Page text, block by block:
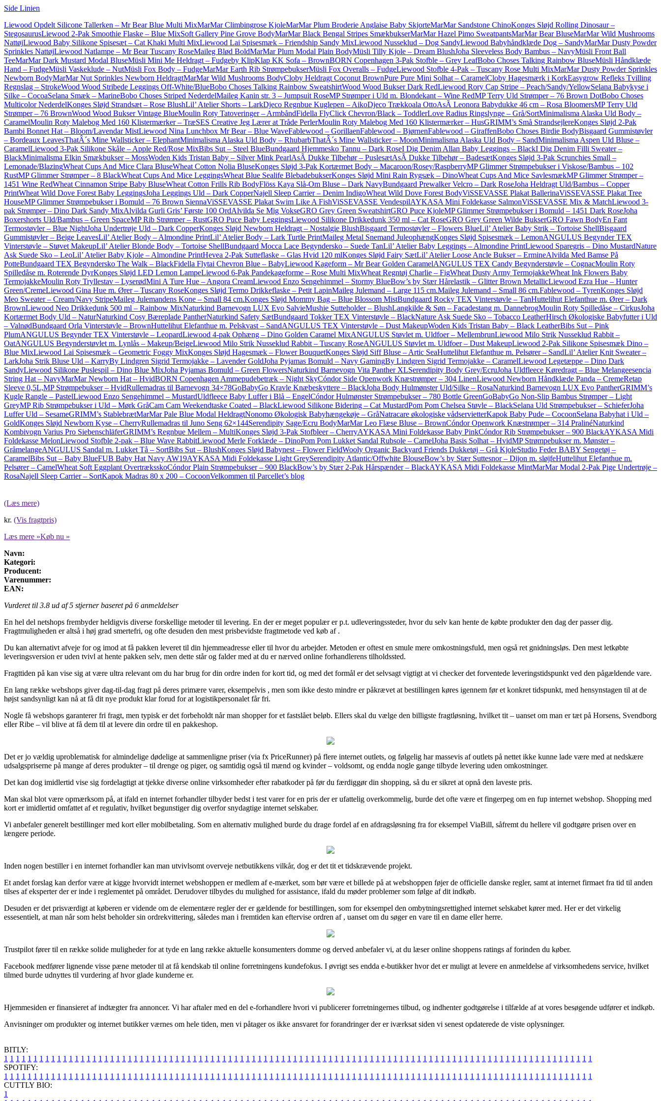
Side Linien
Liewood Opdelt Silicone Tallerken – Mr Bear Blue Multi MixMarMar Climbingrose KjoleMarMar Plum Broderie Anglaise Baby SkjorteMarMar Sandstone ChinoKonges Sløjd Rolling Dinosaur –
StegosaurusLiewood 2-Pak Smoothie Flaske – Blue MixSoft Gallery Pine Grove BodyMarMar Black Bengal Stripes SmækbukserMarMar Hazel Pimo SweatpantsMarMar Bear BluseMarMar Wild Mushrooms
NattøjLiewood Baby Silikone Spisesæt – Cat Khaki Multi MixLiewood Lai Spisesmæk – Friendship Sandy MixLiewood Nusseklud – Dog SandyLiewood Babyhåndklæde Dog – SandyMarMar Dusty Powder
Sprinkles NattøjLiewood Natlampe – Mr Bear Tuscany RoseMaileg Blød BoldMarMar Plum Modal Plain BodyMüsli Tilly Kjole – Dream BlushJoha Sleeveless Body Bambus – NavyMüsli Front Ball
TeeMarMar Dark Mustard Modal BluseMüsli Mini Me Heldragt – Fudgeby KlipKlap KK Sofa – BrownBORN Copenhagen 3-Pak Stofble – Grey LeafBobo Choses Talking Rainbow BluseMüsli Håndklæde
Hand – FudgeMüsli Vaskeklude – NutMüsli Fox Body – FudgeMarMar Earth Rib StrømpebukserMüsli Fox Overalls – FudgeLiewood Stofble 4-Pak – Tuscany Rose Multi MixMarMar Dusty Powder Sprinkles
Newborn BodyMarMar Nut Sprinkles Newborn HeldragtMarMar Wild Mushrooms BodyCloby Heldragt Coconut BrownPure Pure Mini Solhat – CaramelCloby Hagesmærk i KorkEasygrow Refleks Tvilling
Regnslag – StrokeWood Wood Stribede Leggings Off-White/BlueBobo Choses Talking Rainbow SweatshirtWood Wood Bukser Dark RedLiewood Rory Cap Stripe – Peach/Sandy/YellowSelana Babykyse i
Silke – CocoaSelana Smæk – MarineBobo Choses Striped NederdelMaileg Kanin str. 3 – Jumpsuit RoseMP Strømper i Uld m. Blondekant – Wine RedMP Terry Uld Strømper – 76 Brown DotBobo Choses
Multicolor NederdelKonges Sløjd Strandsæt – Rose BlushLil’ Atelier Shorts – LarkDjeco Regnbue Kuglepen – AikoDjeco Trækkoala OttoAsÃ­ Leonora Babydukke 46 cm – Rosa BloomersMP Terry Uld
Strømper – 76 BrownWood Wood Bukser Vintage BlueMoulin Roty Tatoveringer – ArmbåndFidella FlyClick Chevron/Black – ToddlerLove Radius Ringslynge – Grå/SortMinimalisma Alaska Uld Body –
CaramelMoulin Roty Malebog Med 160 Klistermærker – TræSES Creative Jeg Lærer at Tråde PerlerMoulin Roty Malebog Med 160 Klistermærker – HusGRIMM’s Små StrandsejlereKonges Sløjd 2-Pak
Bambi Bonnet Hat – Bloom/Lavendar MistLiewood Nina Lunchbox Mr Bear – Blue WaveFablewood – GorillaenFablewood – BjørnenFablewood – GiraffenBobo Choses Birdie BodyBisgaard Gummistøvler
– Bordeaux LeavesThatÂ´s Mine Wallsticker – ElephantMinimalisma Alaska Uld Body – RhubarbThatÂ´s Mine Wallsticker – MoonMinimalisma Alaska Uld Body – SandMinimalisma Aspen Uld Bluse –
CaramelLiewood 3-Pak Silikone Skåle – Apple Red/Rose MixBibs Sut – Steel BlueBundgaard Hjemmesko Tannu – Dark RoseI Dig Denim Allan Baby Leggings – BlackI Dig Denim Filli Sweater –
BlackMinimalisma Elkin Smækbukser – MossWoden Kids Tristan Baby – Silver Mink PearlAsÃ­ Dukke Tilbehør – PuslesætAsÃ­ Dukke Tilbehør – BadesætKonges Sløjd 3-Pak Scrunchies Small –
Lemonade/BlazingWheat Cups And Mice Clara BluseWheat Cotton Nolia BluseKonges Sløjd 3-Pak Kortærmet Body – Macaroon/Rosey/RaspberryMP Glimmer Strømpebukser i Viskose/Bambus – 102
RustMP Glimmer Strømper – 8 BlackWheat Cups And Mice LeggingsWheat Blue Sealife BlebadebukserKonges Sløjd Mini Rain Rygsæk – DinoWheat Cups And Mice SavlesmækMP Glimmer Strømper –
1451 Wine RedWheat Cinnamon Stripe Baby BluseWheat Cotton Frills Rib BodyFlöss Kaya Slå-Om Bluse – Dark NavyBundgaard Prewalker Velcro – Dark RoseJoha Heldragt Uld/Bambus – Copper
PrintWheat Wild Dove Forest Baby LeggingsJoha Leggings Uld – Dark CopperNajell Sleep Carrier – Denim IndigoWheat Wild Dove Forest BodyViSSEVASSE Plakat BallerinaViSSEVASSE Plakat Tree
HouseMP Glimmer Strømpebukser i Bomuld – 76 Brown SiennaViSSEVASSE Plakat Swim Like A FishViSSEVASSE VendespilAYKASA Mini Foldekasse SalmonViSSEVASSE Mix & MatchLiewood 3-
pak Strømper – Dino Dark Sandy MixAlvilda Gurli Gris’ Første 100 OrdAlvilda Se Mig VokseGRO Grey Green SweatshirtGRO Puce KjoleMP Glimmer Strømpebukser i Bomuld – 1451 Dark RoseJoha
Boxershorts Uld/Bambus – Green SpaceMP Rib Strømper – RustGRO Puce Baby LeggingsLiewood Silikone Drikkedunk 350 ml – Cat RoseGRO Grey Green Wilde BukserGRO Fawn BodyEn Fant
Termostøvler – Blue NightJoha Undertrøje Uld – Dark CopperKonges Sløjd Newborn Heldragt – Nostalgie BlushBisgaard Termostøvler – Flowers BlueLil’ Atelier Baby Strik – Tortoise ShellBisgaard
Gummistøvler – Beige LeavesLil’ Atelier Body – Almondine PrintLil’ Atelier Body – Lark Turtle PrintMaileg Metal Snemand JuleophængKonges Sløjd Spisesmæk – LemonANGULUS Begynder TEX
Vinterstøvle – Støvet MakeupLil’ Atelier Blonde Body – Tortoise ShellBundgaard Mocca Lace Begyndersko – Suede TanLil’ Atelier Baby Leggings – Almondine PrintLiewood Sparegris – Dino MustardNature
Ask Suede Sko – LeoLil’ Atelier Baby Kjole – Almondine PrintHevea 2-Pak Sutteflaske – Glas Hvid 120 mlKonges Sløjd Fairy SætLil’ Atelier Loose Ancle Bukser – ErmineAlvilda Med Bamse På
PotteBundgaard TEX Begyndersko The Walk – BlackFidella Flytai Chevron Blue – BabyLiewood Kageform – Mr Bear Golden CaramelANGULUS TEX Candy Begynderstøvle – CognacMoulin Roty
Spilledåse m. Roterende DyrKonges Sløjd LED Lemon LampeLiewood 6-Pak Pandekageforme – Rose Multi MixWheat Regntøj Charlie – FigWheat Dusty Army TermojakkeWheat Ink Flowers Baby
TermojakkeMoulin Roty Tryllestav – LyserødMini A Ture Hue – Angora CreamLiewood Enzo Sengehimmel – Stormy BlueBow’s by Stær Hårelastik – Glitter Brown MetallicLiewood Ezra Hue – Hunter
Green/CremeLiewood Gina Hue m. Ører – Tuscany RoseKonges Sløjd Termo Drikkeflaske – Petit LapinMaileg Julemand – Large 115 cm.Maileg Julemand – Small 86 cm.Fablewood – TyrenKonges Sløjd
Meo Sweater – Cream/Navy StripeMaileg Julemandens Kone – Small 84 cm.Konges Sløjd Mommy Bag – Blue Blossom MistBundgaard Rocky TEX Vinterstøvle – TanHuttelihut Elefanthue m. Ører – Dark
BrownLiewood Neo Drikkedunk 500 ml – Rainbow MixNaturkind Barnevogn LUX Evo SalvieMushie Sutteholder – BlushLangkilde & Søn – Facadestang m. DannebrogMoulin Roty Spilledåse – CirkusJoha
Kortærmet Body Uld – NaturNaturkind Cosy Bæreplade PantherNaturkind Safety SætBundgaard Tokker TEX Vinterstøvle – BlackNature Ask Suede Sko – Tobacco LeatherHirsch Økologiske Babyfutter i Uld
– ValnødBundgaard Orla Vinterstøvle – BrownHuttelihut Elefanthue m. Pelskvast – SandANGULUS TEX Vinterstøvle – Dust MakeupWoden Kids Tristan Baby – Black LeatherBibs Sut – Pink
PlumANGULUS Begynder TEX Vinterstøvle – LeopardLiewood 4-pak Ophæng – Dino Golden Caramel MixANGULUS Støvlet m. Uldfoer – MellembrunLiewood Milo Strik Nusseklud Rabbit –
OatANGULUS Begynderstøvlet m. Lynlås – Makeup/BeigeLiewood Milo Strik Nusseklud Rabbit – Tuscany RoseANGULUS Støvlet m. Uldfoer – Dust MakeupLiewood 2-Pak Silikone Spisesmæk Dino –
Blue MixLiewood Lai Spisesmæk – Geometric Foggy MixKonges Sløjd Hagesmæk – Flower BouquetKonges Sløjd Siff Bluse – Artic SeaHuttelihut Elefanthue m. Pelsører – SandLil’ Atelier Knit Sweater –
LarkJoha Strik Bluse Uld – KarryBy Lindgren Sigrid Termojakke – Lavender GoldJoha Pyjamas Bomuld – Navy GamingBy Lindgren Sigrid Termojakke – CaramelLiewood Legetæppe – Dino Dark
SandyLiewood Silikone Puslespil – Dino Blue MixJoha Pyjamas Bomuld – Green FlowersNaturkind Barnevogn Vita Panther XLSerendipity Body Grey/EcruJoha Uldfleece Køredragt – Blue Melangeesencia
String Hat – NavyMarMar Newborn Hat – HvidBORN Copenhagen Ammepudebetræk – Night SkyCóndor Side Openwork Knæstrømper – 304 LinenLiewood Newborn Håndklæde Panda – CremeRetap
Sleeve 0,5L,MP Strømpebukser – HvidRullemadras til Barnevogn 34×78GoBabyGo Kravle Knæbeskyttere – BlackJoha Body Hulmønster Uld/Silke – RosaNaturkind Barnevogn LUX Evo PantherGRIMM’s
Kugle Rangle – PastelLiewood Enzo Sengehimmel – MustardUldfleece Baby Luffer i Blå – EngelCóndor Hulmønster Strømpebukser – 780 Bottle GreenGoBabyGo Non-Slip Bambus Strømper – Light
GreyMP Rib Strømpebukser i Uld – Mørk GråCam Cam Weekendtaske Coated – BlackLiewood Silikone Bidering – Cat MustardPom Pom Chelsea Støvle – BlackSelana Uld Strømpebukser – SchieferJoha
Luffer Uld – SesameGRIMM’s StablebrætMarMar Pale Blue Modal HeldragtNonomo Økologisk Babyhængekøje – GråNatracare økologiske vådservietterKapok Baby Pude – CocoonSelana Babyhat i Uld –
GoldKonges Sløjd Newborn Kyse – CherryRullemadras til Juno Seng 62×144Serendipity Sage/Ecru BodyMarMar Leo Flæse Bluse – BrownCóndor Openwork Knæstrømper – 314 PralinéNaturkind
Kombivogn Varius Pro SiebenschläferGRIMM’s Regnbue Mellem – MultiKonges Sløjd 3-Pak Stofbleer – CherryAYKASA Mini Foldekasse Baby PinkCóndor Rib Strømpebukser – 900 BlackAYKASA Midi
Foldekasse MelonLiewood Stofble 2-pak – Blue Wave RabbitLiewood Merle Forklæde – DinoPom Pom Lukket Sandal Rubsole – CamelJoha Basis Solhat – HvidMP Strømpebukser m. Mønster –
GråmelangeANGULUS Sandal m. Lukket Tå – SortBibs Sut – BlushKonges Sløjd Babynest – Flower FieldWooly Organic Backyard Friends Dukketøj – Grå KjoleStudio Feder BABY Sengetøj –
CaramelBibs Sut – Baby BlueFUB Baby Hat Navy AW19AYKASA Midi Foldekasse Light GreySerendipity Atlantic/Offwhite BlouseBow’s by Stær Suttesnor – Dijon m. sløjfeHuttelihut Elefanthue m.
Pelsører – CamelWheat Soft Eggplant OvertræksskoCóndor Plain Strømpebukser – 900 BlackBow’s by Stær 2-Pak Hårspænder – BlackAYKASA Midi Foldekasse MintMarMar Modal 2-Pak Pige Undertrøje –
RosaNajell Sleep Carrier – SortKapok Madras 80 x 200 – CocoonVelkommen til Parcellet’s blog
(Læs mere)
kr. (Vis fragtpris)
Læs mere »Køb nu »
Navn:
Kategori:
Producent:
Varenummer:
EAN:
Vurderet til 3.8 ud af 5 stjerner baseret på 6 anmeldelser
En hel del netshops frembyder heldigvis diverse forskellige metoder til levering. En der er meget populær er p.t. udleveringssteder, hvor du selv kan hente de købte produkter den dag der passer dig.
Fragtmuligheden er altså i høj grad smertefri, og ofte desuden den mest prisbevidste fragtmetode ved køb af .
Du kan alternativt afveje for og imod at få pakken leveret til din hjemmeadresse eller til hvor du arbejder. Metoden er oftest en smule mere omkostningsfuld, men også ret gnidningsløs. Den mest letkøbte
leveringsversion er uden tvivl at hente pakken selv, men dette står og falder med at du er nærved online forhandlerens tilholdssted.
Fragttiden på kan vise sig at være ultra relevant om du har brug for din ordre inden for kort tid, og med det formål er det selvsagt vigtigt at vi checker det forventede leveringstidspunkt ved den pågældende vare.
En lang række webshops giver dag-til-dag fragt på deres primære varer, eksempelvis , men som ikke desto mindre er påkrævet at bestillingen køres igennem før et konkret tidspunkt, med hensynstagen til at de
højst sandsynligt kan nå at få dit nye produkt klar forud for at logistikpersonalet får fri.
Nogle få webshops garanterer fri fragt, men typisk er det forbeholdt når man shopper for et fastslået beløb. Ellers skal du vælge den billigste fragtløsning, hvilket tit – uanset om man er tæt på Horsens, Svendborg
eller Ribe – vil blive at få dem til at levere din ordre til en pakkeshop.
Det er jo vældig uproblematisk for almindelige dødelige at sammenligne priser (via fx PriceRunner) på flere internet outlets, og følgelig har massevis af outlets på nettet ikke kunne lade være med at nedskære
udsalgspriserne på mange af deres produkter – til drenge og piger, og samtidig også til mænd og kvinder – voldsomt, og endda nogle gange tilbyde levering uden omkostninger.
Det kan dog imidlertid vise sig fordelagtigt at tjekke diverse online virksomheder efter rabatkoder på før du færdiggør din shopping, så du er sikret at opnå den laveste pris.
Man skal blot være opmærksom på, at ifald en internet forhandler tilbyder bedst i test varer for en pris der er ufattelig overkommelig, burde det ofte være et fingerpeg om en fup internet webshop. Shopping med
kort er imidlertid omfattet af et regulativ, hvilket begunstiger dig overfor snydagtige internet selskaber.
Vi anbefaler generelt bestillinger med kort eller mobilbetaling. Som en alternativ mulighed burde du drage fordel af en afdragsløsning fra for eksempel ViaBill, såfremt du hellere vil godtgøre prisen over en
længere periode.
Inden nogen bestiller i en internet forhandler kan man utvivlsomt overveje netbutikkens vilkår, dog er det tit et tidskrævende projekt.
Et andet forslag kan derfor være at kigge hvorvidt internet webshoppen er medlem af e-mærket, som bør være et billede på at webshoppen føjer de officielle danske regler, samt at internet firmaet fra tid til anden
tilses af eksperter der er inde i reglementet på området. Derudover tilbydes du mulighed for assistance, ifald du møder problemer som følge af dit indkøb.
Desuden er det prisværdigt at køberen er vidende om de elementære regler der er gældende for bestillingen, som for eksempel den ombytningsrettighed internet selskabet kører med. Her er det virkelig
essesentielt, at man når som helst beholder sin ordrekvittering, således man i fremtiden kan eftervise ordren af , uanset om du søger en vare til en dame eller herre.
Trustpilot fører til en række solide muligheder for at tyde en lang række aktuelle konsumenters domme og derved anbefaler vi, at du læser online shoppens ratings af forinden du køber.
Facebook medfører lignende visse pæne metoder til at få kendskab til online forretningens kundefokus. I øvrigt ses endda e-butikker hvor det er muligt at levere en anmeldelse af virksomhedens service, hvilket
tilmed burde udnyttes til vurdering af hvor glade kunderne er.
Hjemmesiden er finansieret af indtægter fra annoncer. Vi har aftaler med en del e-forhandlere hvori vi publicerer forretningernes tilbud, og indhenter godtgørelse i tilfælde af at vores besøgende udfører et indkøb.
Anvisninger om produkter og internet butikker værnes om hele tiden, men vi påtager os ikke ansvaret for forandringer der er iværksat siden vi senest opdaterede de viste oplysninger.
BITLY:
1 1 1 1 1 1 1 1 1 1 1 1 1 1 1 1 1 1 1 1 1 1 1 1 1 1 1 1 1 1 1 1 1 1 1 1 1 1 1 1 1 1 1 1 1 1 1 1 1 1 1 1 1 1 1 1 1 1 1 1 1 1 1 1 1 1 1 1 1 1 1 1 1 1 1 1 1 1 1 1 1 1 1 1 1 1 1 1 1 1 1 1 1 1 1 1 1 1 1 1
SPOTIFY:
1 1 1 1 1 1 1 1 1 1 1 1 1 1 1 1 1 1 1 1 1 1 1 1 1 1 1 1 1 1 1 1 1 1 1 1 1 1 1 1 1 1 1 1 1 1 1 1 1 1 1 1 1 1 1 1 1 1 1 1 1 1 1 1 1 1 1 1 1 1 1 1 1 1 1 1 1 1 1 1 1 1 1 1 1 1 1 1 1 1 1 1 1 1 1 1 1 1 1 1
CUTTLY BIO:
1